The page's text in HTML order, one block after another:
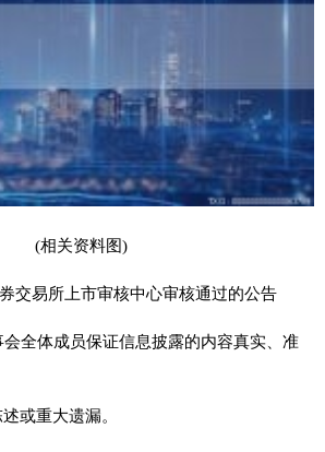
(相关资料图)
所上市审核中心审核通过的公告
全体成员保证信息披露的内容真实、准
或重大遗漏。